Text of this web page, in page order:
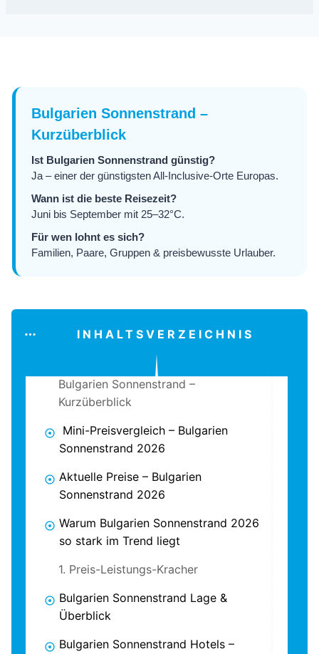
Bulgarien Sonnenstrand –
Kurzüberblick
Ist Bulgarien Sonnenstrand günstig?
Ja – einer der günstigsten All-Inclusive-Orte Europas.
Wann ist die beste Reisezeit?
Juni bis September mit 25–32°C.
Für wen lohnt es sich?
Familien, Paare, Gruppen & preisbewusste Urlauber.
INHALTSVERZEICHNIS
Bulgarien Sonnenstrand –
Kurzüberblick
Mini-Preisvergleich – Bulgarien
Sonnenstrand 2026
Aktuelle Preise – Bulgarien
Sonnenstrand 2026
Warum Bulgarien Sonnenstrand 2026
so stark im Trend liegt
1. Preis-Leistungs-Kracher
Bulgarien Sonnenstrand Lage &
Überblick
Bulgarien Sonnenstrand Hotels –